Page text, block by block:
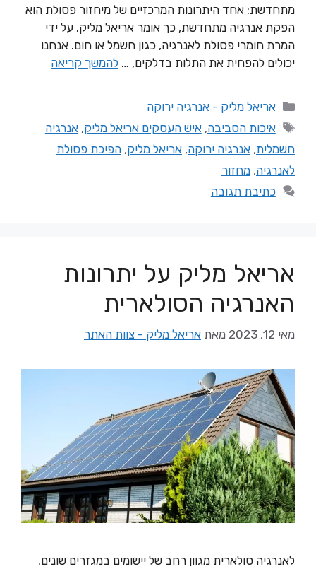
מתחדשת: אחד היתרונות המרכזיים של מיחזור פסולת הוא
הפקת אנרגיה מתחדשת, כך אומר אריאל מליק. על ידי
המרת חומרי פסולת לאנרגיה, כגון חשמל או חום. אנחנו
יכולים להפחית את התלות בדלקים, … להמשך קריאה
אריאל מליק - אנרגיה ירוקה
איכות הסביבה,איש העסקים אריאל מליק,אנרגיה
חשמלית, אנרגיה ירוקה, אריאל מליק, הפיכת פסולת
לאנרגיה, מחזור
כתיבת תגובה
אריאל מליק על יתרונות
האנרגיה הסולארית
מאי 12, 2023 מאת אריאל מליק - צוות האתר
לאנרגיה סולארית מגוון רחב של יישומים במגזרים שונים.